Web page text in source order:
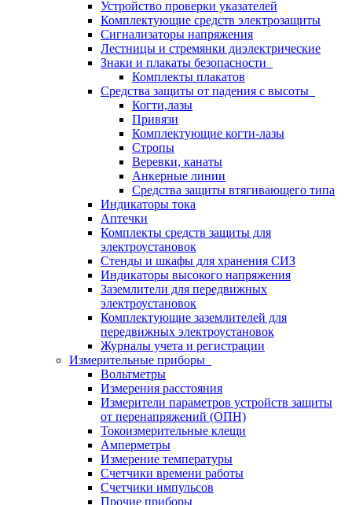
Устройство проверки указателей
Комплектующие средств электрозащиты
Сигнализаторы напряжения
Лестницы и стремянки диэлектрические
Знаки и плакаты безопасности
Комплекты плакатов
Средства защиты от падения с высоты
Когти,лазы
Привязи
Комплектующие когти-лазы
Стропы
Веревки, канаты
Анкерные линии
Средства защиты втягивающего типа
Индикаторы тока
Аптечки
Комплекты средств защиты для
электроустановок
Стенды и шкафы для хранения СИЗ
Индикаторы высокого напряжения
Заземлители для передвижных
электроустановок
Комплектующие заземлителей для
передвижных электроустановок
Журналы учета и регистрации
Измерительные приборы
Вольтметры
Измерения расстояния
Измерители параметров устройств защиты
от перенапряжений (ОПН)
Токоизмерительные клещи
Амперметры
Измерение температуры
Счетчики времени работы
Счетчики импульсов
Прочие приборы